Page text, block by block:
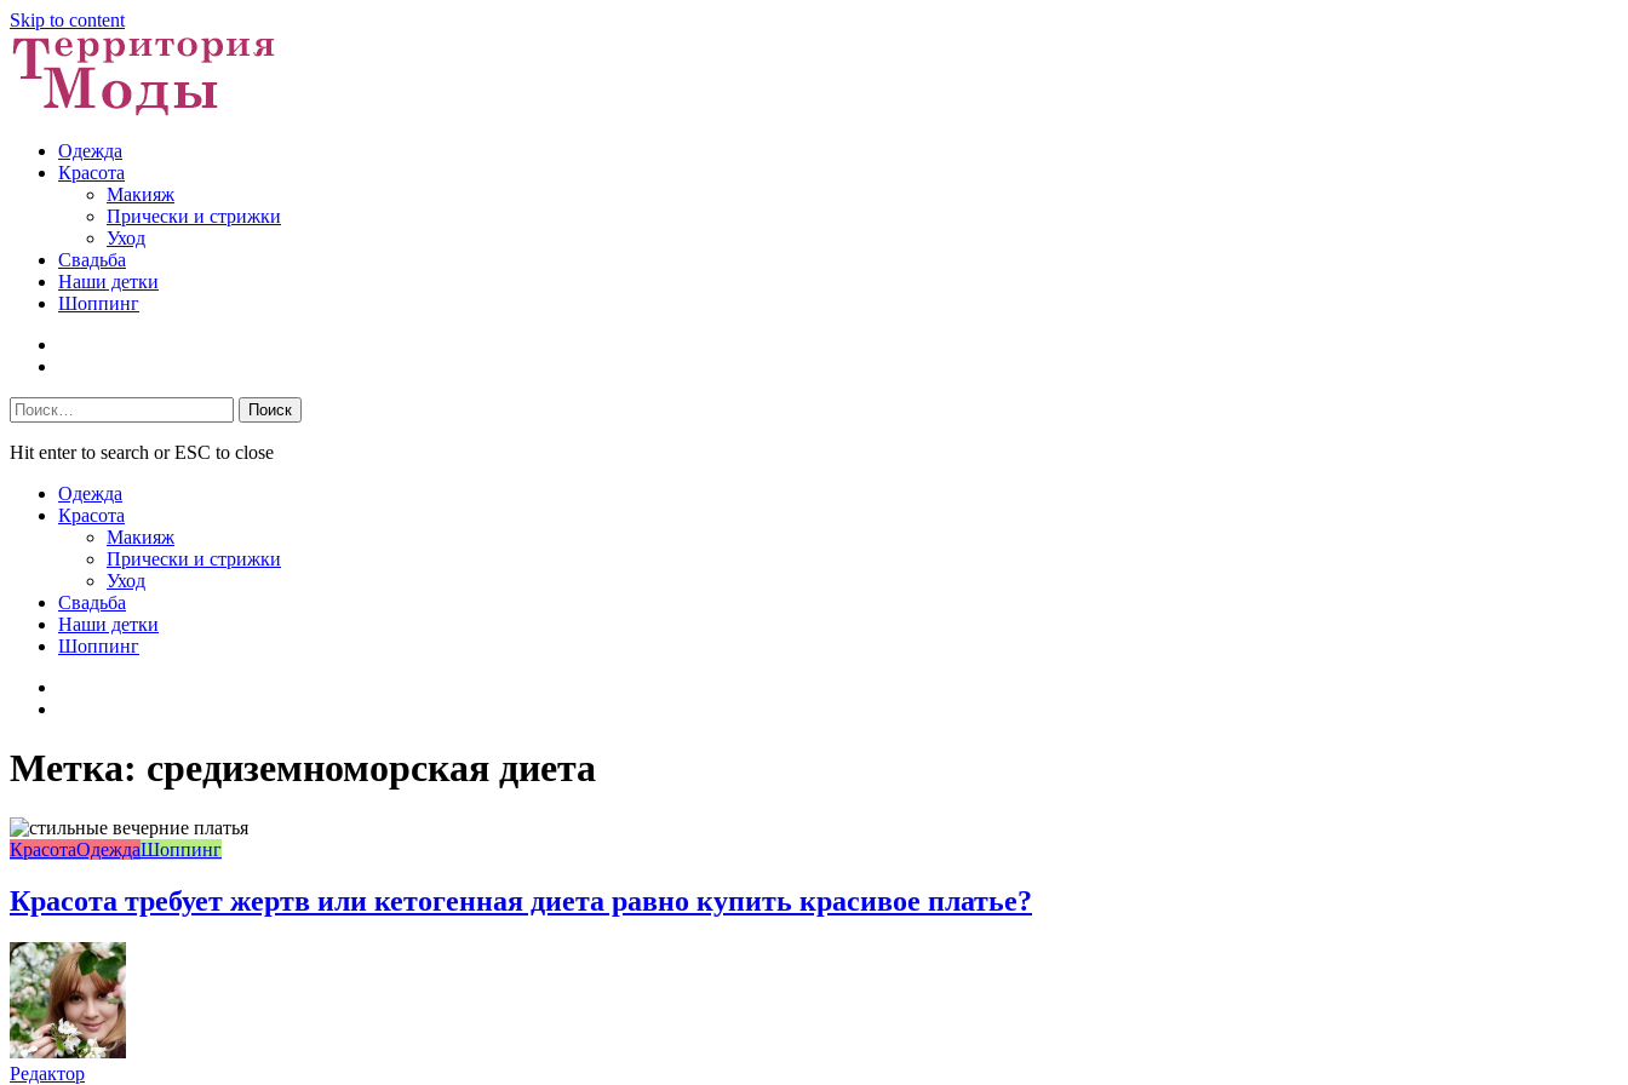
Skip to content
Одежда
Красота
Макияж
Прически и стрижки
Уход
Свадьба
Наши детки
Шоппинг
Найти:
Hit enter to search or ESC to close
Одежда
Красота
Макияж
Прически и стрижки
Уход
Свадьба
Наши детки
Шоппинг
Метка: средиземноморская диета
КрасотаОдеждаШоппинг
Красота требует жертв или кетогенная диета равно купить красивое платье?
Редактор